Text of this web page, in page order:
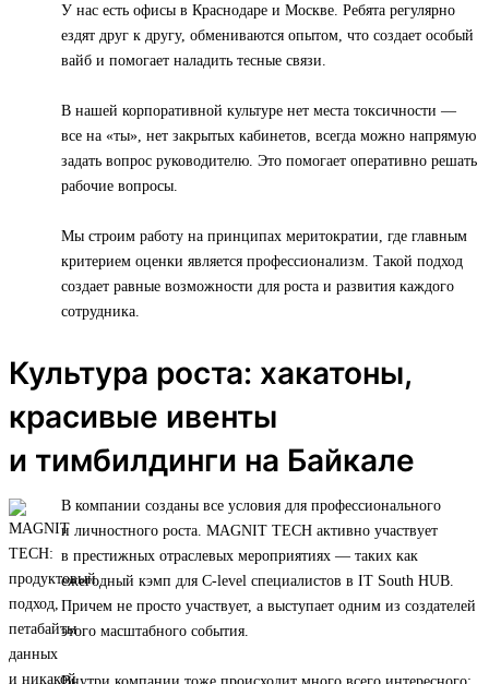
У нас есть офисы в Краснодаре и Москве. Ребята регулярно
ездят друг к другу, обмениваются опытом, что создает особый
вайб и помогает наладить тесные связи.
В нашей корпоративной культуре нет места токсичности —
все на «ты», нет закрытых кабинетов, всегда можно напрямую
задать вопрос руководителю. Это помогает оперативно решать
рабочие вопросы.
Мы строим работу на принципах меритократии, где главным
критерием оценки является профессионализм. Такой подход
создает равные возможности для роста и развития каждого
сотрудника.
Культура роста: хакатоны,
красивые ивенты
и тимбилдинги на Байкале
В компании созданы все условия для профессионального
и личностного роста. MAGNIT TECH активно участвует
в престижных отраслевых мероприятиях — таких как
ежегодный кэмп для C-level специалистов в IT South HUB.
Причем не просто участвует, а выступает одним из создателей
этого масштабного события.